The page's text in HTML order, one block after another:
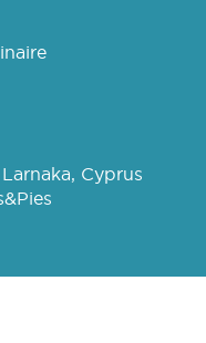
Cyprus